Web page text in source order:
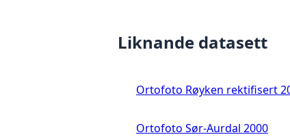
Liknande datasett
Ortofoto Røyken rektifisert
Ortofoto Sør-Aurdal 2000